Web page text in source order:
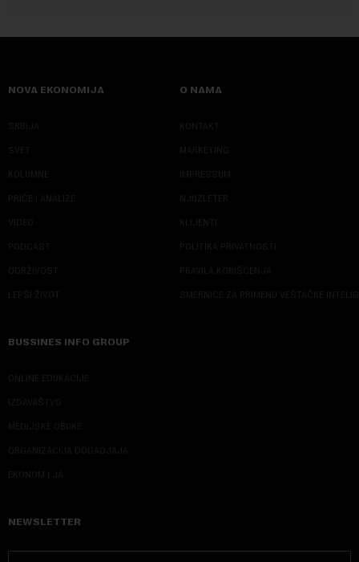
NOVA EKONOMIJA
SRBIJA
SVET
KOLUMNE
PRIČE I ANALIZE
VIDEO
PODCAST
ODRŽIVOST
LEPŠI ŽIVOT
O NAMA
KONTAKT
MARKETING
IMPRESSUM
NJUZLETER
KLIJENTI
POLITIKA PRIVATNOSTI
PRAVILA KORIŠĆENJA
SMERNICE ZA PRIMENU VEŠTAČKE
BUSSINES INFO GROUP
ONLINE EDUKACIJE
IZDAVAŠTVO
MEDIJSKE OBUKE
ORGANIZACIJA DOGADJAJA
EKONOM I JA
NEWSLETTER